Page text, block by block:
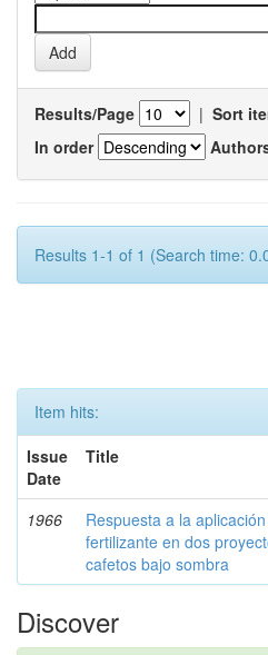
Results/Page | Sort
In order
Results 1-1 of 1 (Search time:
Item hits:
Issue
Date
Title
1966
Respuesta a la
fertilizante en dos
cafetos bajo sombra
Discover